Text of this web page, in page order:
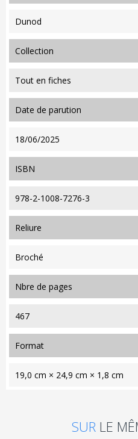
Dunod
collection
Tout en fiches
date de parution
18/06/2025
ISBN
978-2-1008-7276-3
reliure
Broché
nbre de pages
467
format
19,0 cm × 24,9 cm × 1,8 cm
SUR LE